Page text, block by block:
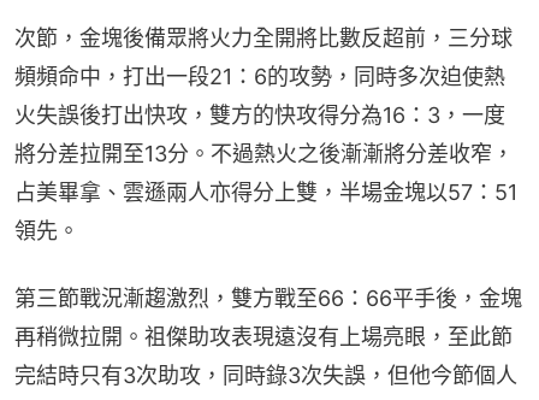
次節，金塊後備眾將火力全開將比數反超前，三分球
頻頻命中，打出一段21：6的攻勢，同時多次迫使熱
火失誤後打出快攻，雙方的快攻得分為16：3，一度
將分差拉開至13分。不過熱火之後漸漸將分差收窄，
占美畢拿、雲遜兩人亦得分上雙，半場金塊以57：51
領先。
第三節戰況漸趨激烈，雙方戰至66：66平手後，金塊
再稍微拉開。祖傑助攻表現遠沒有上場亮眼，至此節
完結時只有3次助攻，同時錄3次失誤，但他今節個人